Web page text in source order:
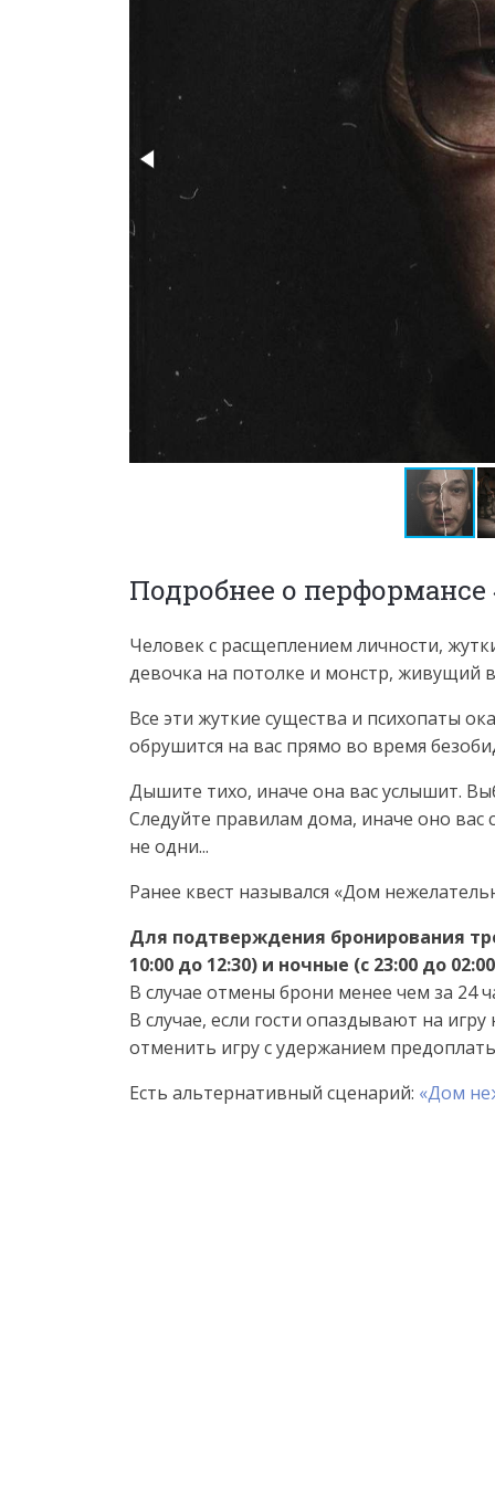
Подробнее о перформансе
Человек с расщеплением личности,
девочка на потолке и монстр, живущий
Все эти жуткие существа и психопаты
обрушится на вас прямо во время
Дышите тихо, иначе она вас услышит.
Следуйте правилам дома, иначе оно вас
не одни...
Ранее квест назывался «Дом
Для подтверждения бронирования
10:00 до 12:30) и ночные (с 23:00 до
В случае отмены брони менее чем за 24
В случае, если гости опаздывают на
отменить игру с удержанием
Есть альтернативный сценарий: «Дом